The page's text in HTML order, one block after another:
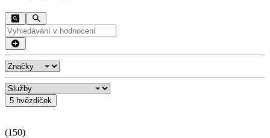
5 hvězdiček
(150)